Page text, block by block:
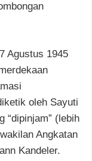
Agustus 1945
oleh Sayuti
“dipinjam” (lebih
Angkatan
Kandeler.